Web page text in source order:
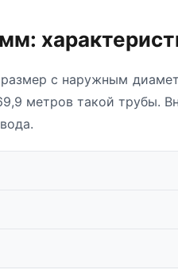
с наружным
метров такой трубы.